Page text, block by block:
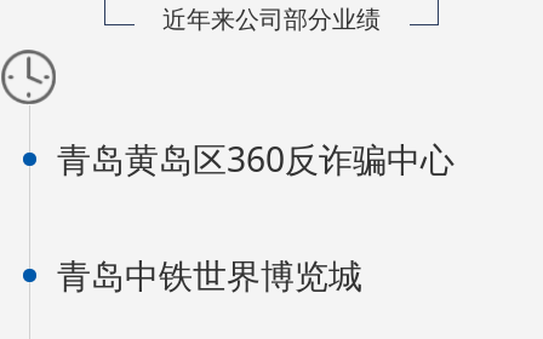
近年来公司部分业绩
青岛黄岛区360反诈骗中心
青岛中铁世界博览城